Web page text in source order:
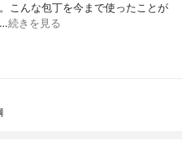
こんな包丁を今まで使ったことが
続きを見る